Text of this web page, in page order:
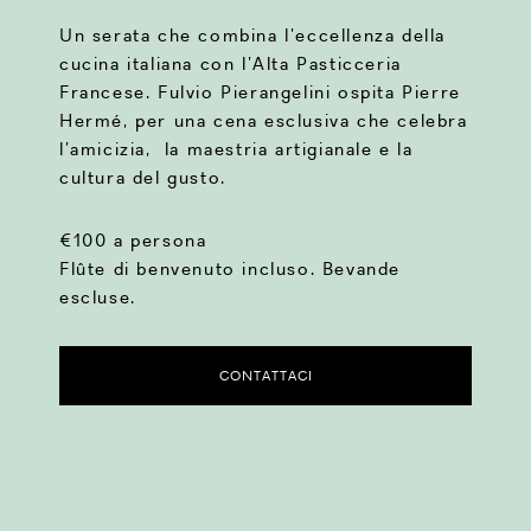
Un serata che combina l’eccellenza della
cucina italiana con l’Alta Pasticceria
Francese. Fulvio Pierangelini ospita Pierre
Hermé, per una cena esclusiva che celebra
l’amicizia, la maestria artigianale e la
cultura del gusto.
€100 a persona
Flûte di benvenuto incluso. Bevande
escluse.
CONTATTACI